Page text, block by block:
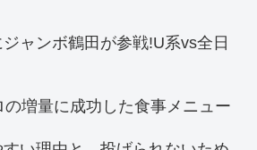
ャンボ鶴田が参戦!U系vs全日
増量に成功した食事メニュー